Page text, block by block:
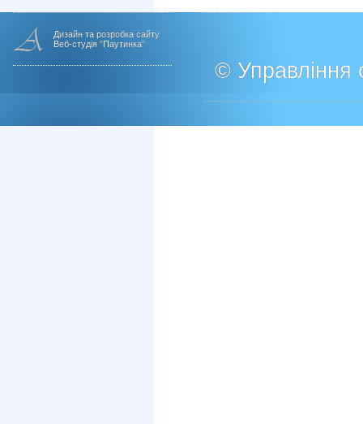
Дизайн та розробка сайту
Веб-студія "Паутинка"
© Управління